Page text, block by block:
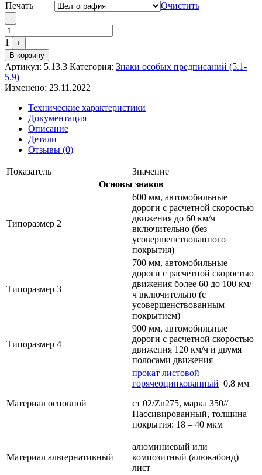
Печать
Очистить
Quantity
-
1
+
В корзину
Артикул: 5.13.3 Категория: Знаки особых предписаний (5.1-
5.9)
Изменено: 23.11.2022
Технические характеристики
Документация
Описание
Детали
Отзывы (0)
Показатель
Значение
Основы знаков
Типоразмер 2
600 мм, автомобильные
дороги с расчетной скоростью
движения до 60 км/ч
включительно (без
усовершенствованного
покрытия)
Типоразмер 3
700 мм, автомобильные
дороги с расчетной скоростью
движения более 60 до 100 км/
ч включительно (с
усовершенствованным
покрытием)
Типоразмер 4
900 мм, автомобильные
дороги с расчетной скоростью
движения 120 км/ч и двумя
полосами движения
Материал основной
прокат листовой
горячеоцинкованный 0,8 мм
ст 02/Zn275, марка 350//
Пассивированный, толщина
покрытия: 18 – 40 мкм
Материал альтернативный
алюминиевый или
композитный (алюкабонд)
лист